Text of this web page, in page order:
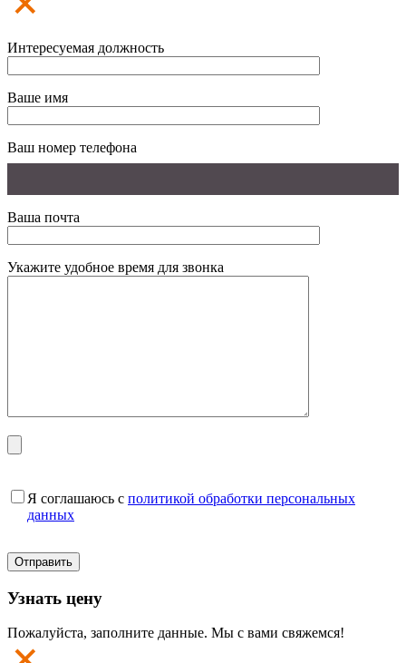
Интересуемая должность
Ваше имя
Ваш номер телефона
Ваша почта
Укажите удобное время для звонка
Я соглашаюсь с политикой обработки персональных
данных
Узнать цену
Пожалуйста, заполните данные. Мы с вами свяжемся!